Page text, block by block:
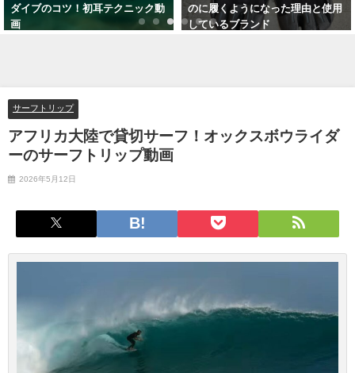
ダイブのコツ！初耳テクニック動
画
のに履くようになった理由と使用
しているブランド
サーフトリップ
アフリカ大陸で貸切サーフ！オックスボウライダ
ーのサーフトリップ動画
2026年5月12日